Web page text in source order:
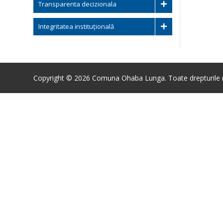
Transparenta decizionala
Integritatea instituțională
Copyright © 2026 Comuna Ohaba Lunga. Toate drepturile